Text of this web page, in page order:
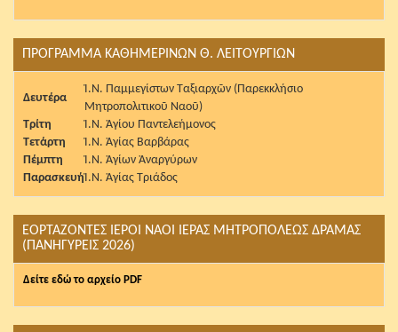
ΠΡΟΓΡΑΜΜΑ ΚΑΘΗΜΕΡΙΝΩΝ Θ. ΛΕΙΤΟΥΡΓΙΩΝ
Δευτέρα
Ἱ.Ν. Παμμεγίστων Ταξιαρχῶν (Παρεκκλήσιο
Μητροπολιτικοῦ Ναοῦ)
Τρίτη
Ἱ.Ν. Ἁγίου Παντελεήμονος
Τετάρτη
Ἱ.Ν. Ἁγίας Βαρβάρας
Πέμπτη
Ἱ.Ν. Ἁγίων Ἀναργύρων
ΠαρασκευήἹ.Ν. Ἁγίας Τριάδος
ΕΟΡΤΑΖΟΝΤΕΣ ΙΕΡΟΙ ΝΑΟΙ ΙΕΡΑΣ ΜΗΤΡΟΠΟΛΕΩΣ ΔΡΑΜΑΣ
(ΠΑΝΗΓΥΡΕΙΣ 2026)
Δείτε εδώ το αρχείο PDF